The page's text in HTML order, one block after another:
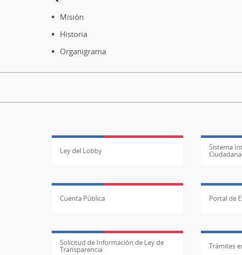
Misión
Historia
Organigrama
Ley del Lobby Sistema
Ciudadana
Cuenta Pública Portal de
Solicitud de Información de Ley de
Transparencia Trámites